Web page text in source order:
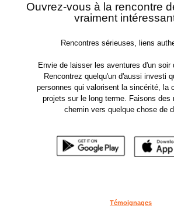
Ouvrez-vous à la rencontre
vraiment
Rencontres sérieuses, liens
Envie de laisser les aventures d'un soir
Rencontrez quelqu'un d'aussi investi
personnes qui valorisent la sincérité, la
projets sur le long terme. Faisons des
chemin vers quelque chose de
Témoignages